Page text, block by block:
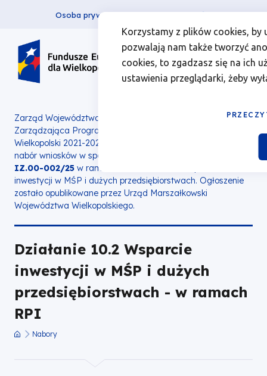
Korzystamy z plików cookies, by
pozwalają nam także tworzyć
cookies, to zgadzasz się na ich
ustawienia przeglądarki, żeby
Działanie
10.2
Wsparcie
inwestycji
w
MŚP
dużych
przedsiębiorstwach
w
ramach
do
głównej
nawigacji
do
wyszukiwarki
do
zawartości
strony
do
stopki Header
Top
Osoba prywatna Firma
Menu
top
left
Zarząd Województwa Wielkopolskiego jako Instytucja
Zarządzająca Programem Fundusze Europejskie dla
Wielkopolski 2021-2027 z dniem 28 lutego 2025 roku ogłasza
nabór wniosków w sposób konkurencyjny nr
IZ.00-002/25 w ramach Działania 10.02
inwestycji w MŚP i dużych przedsiębiorstwach. Ogłoszenie
zostało opublikowane przez Urząd Marszałkowski
Województwa Wielkopolskiego.
Działanie 10.2 Wsparcie
inwestycji w MŚP i dużych
przedsiębiorstwach - w ramach
RPI
nawigacyjna
Nabory